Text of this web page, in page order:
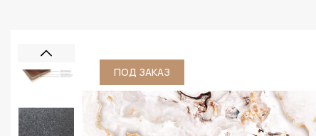
ПОД ЗАКАЗ